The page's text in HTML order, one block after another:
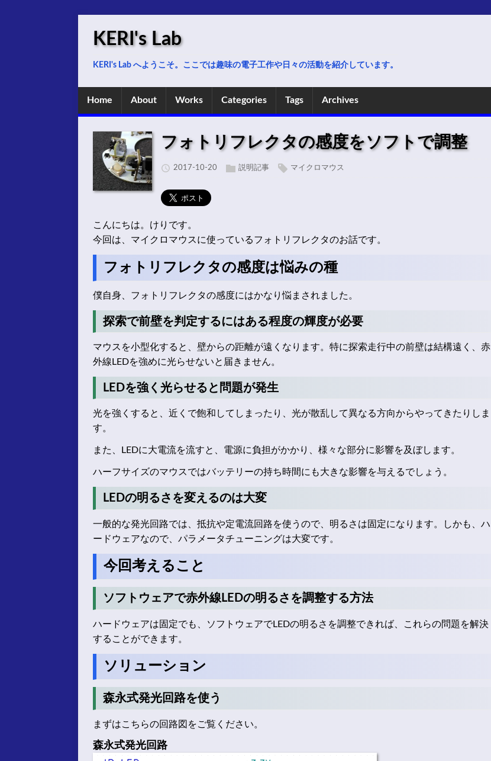
KERI's Lab
KERI's Lab へようこそ。ここでは趣味の電子工作や日々の活動を紹介しています。
Home About Works Categories Tags Archives
フォトリフレクタの感度をソフトで調整
2017-10-20 説明記事 マイクロマウス
こんにちは。けりです。
今回は、マイクロマウスに使っているフォトリフレクタのお話です。
フォトリフレクタの感度は悩みの種
僕自身、フォトリフレクタの感度にはかなり悩まされました。
探索で前壁を判定するにはある程度の輝度が必要
マウスを小型化すると、壁からの距離が遠くなります。特に探索走行中の前壁は結構遠く、赤
外線LEDを強めに光らせないと届きません。
LEDを強く光らせると問題が発生
光を強くすると、近くで飽和してしまったり、光が散乱して異なる方向からやってきたりしま
す。
また、LEDに大電流を流すと、電源に負担がかかり、様々な部分に影響を及ぼします。
ハーフサイズのマウスではバッテリーの持ち時間にも大きな影響を与えるでしょう。
LEDの明るさを変えるのは大変
一般的な発光回路では、抵抗や定電流回路を使うので、明るさは固定になります。しかも、ハ
ードウェアなので、パラメータチューニングは大変です。
今回考えること
ソフトウェアで赤外線LEDの明るさを調整する方法
ハードウェアは固定でも、ソフトウェアでLEDの明るさを調整できれば、これらの問題を解決
することができます。
ソリューション
森永式発光回路を使う
まずはこちらの回路図をご覧ください。
森永式発光回路